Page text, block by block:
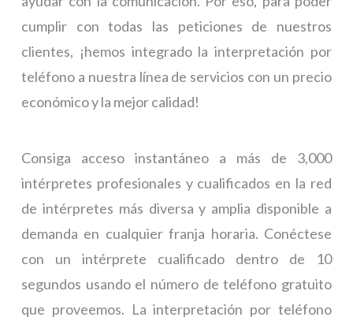
cumplir con todas las peticiones de nuestros
clientes, ¡hemos integrado la interpretación por
teléfono a nuestra línea de servicios con un precio
económico y la mejor calidad!
Consiga acceso instantáneo a más de 3,000
intérpretes profesionales y cualificados en la red
de intérpretes más diversa y amplia disponible a
demanda en cualquier franja horaria. Conéctese
con un intérprete cualificado dentro de 10
segundos usando el número de teléfono gratuito
que proveemos. La interpretación por teléfono